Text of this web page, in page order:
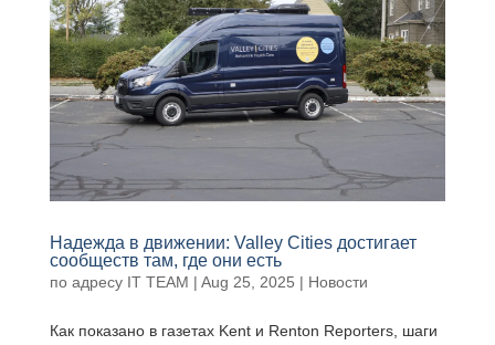
Надежда в движении: Valley Cities достигает
сообществ там, где они есть
по адресу IT TEAM | Aug 25, 2025 | Новости
Как показано в газетах Kent и Renton Reporters, шаги